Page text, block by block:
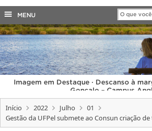
COBALTO
CONCURSOS
EDITAIS
INTERNACIONAL
OUVIDORIA
PORTARIAS
TELEFONES
MENU
Imagem em Destaque · Descanso à
Gonçalo – Campus
Início 2022 Julho
01
Gestão da UFPel submete ao Consun criação